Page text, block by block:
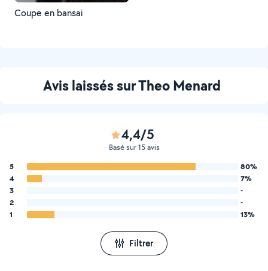
Coupe en bansai
Avis laissés sur Theo Menard
4,4/5
Basé sur 15 avis
5
80%
4
7%
3
-
2
-
1
13%
Filtrer